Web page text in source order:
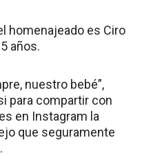
homenajeado es Ciro
años.
nuestro bebé”,
para compartir con
en Instagram la
que seguramente